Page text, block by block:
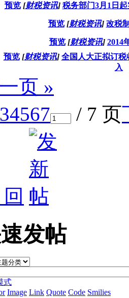
预览 [财税资讯] 税务部门3月1日
预览 [财税资讯] 改税
预览 [财税资讯] 2014
预览 [财税资讯] 全国人大正拟订
入
页 »
34567 / 7 页
发帖
式
Image Link Quote Code Smilies